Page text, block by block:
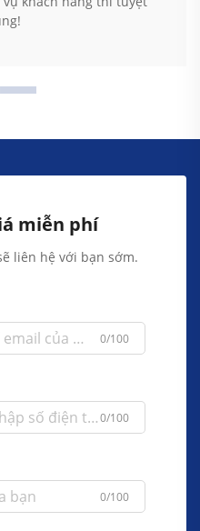
miễn phí
liên hệ với bạn sớm.
0/100
0/100
0/100